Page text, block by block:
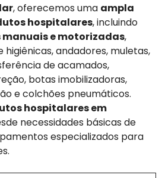
, oferecemos uma ampla
hospitalares, incluindo
e motorizadas,
higiênicas, andadores, muletas,
de acamados,
botas imobilizadoras,
e colchões pneumáticos.
hospitalares em
necessidades básicas de
especializados para